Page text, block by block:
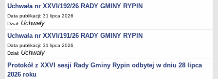
Wykaz spraw
Podania, wnioski, skargi i petycje
Zaświadczenia
Ewidencja ludności - obowiązek meldunkowy
Rejestry i ewidencje
Dowody osobiste
Uchwała nr XXVI/192/26 RADY GMINY RYPIN
Data publikacji: 31 lipca 2026
Dział: Uchwały
Uchwała nr XXVI/191/26 RADY GMINY RYPIN
Data publikacji: 31 lipca 2026
Dział: Uchwały
Protokół z XXVI sesji Rady Gminy Rypin odbytej w dniu 28 lipca
2026 roku